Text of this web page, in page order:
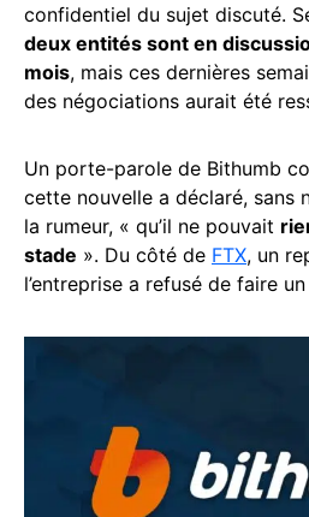
confidentiel du sujet discuté.
deux entités sont en
mois, mais ces dernières
des négociations aurait été
Un porte-parole de Bithumb
cette nouvelle a déclaré, sans
la rumeur, « qu’il ne pouvait
stade ». Du côté de FTX, un
l’entreprise a refusé de faire